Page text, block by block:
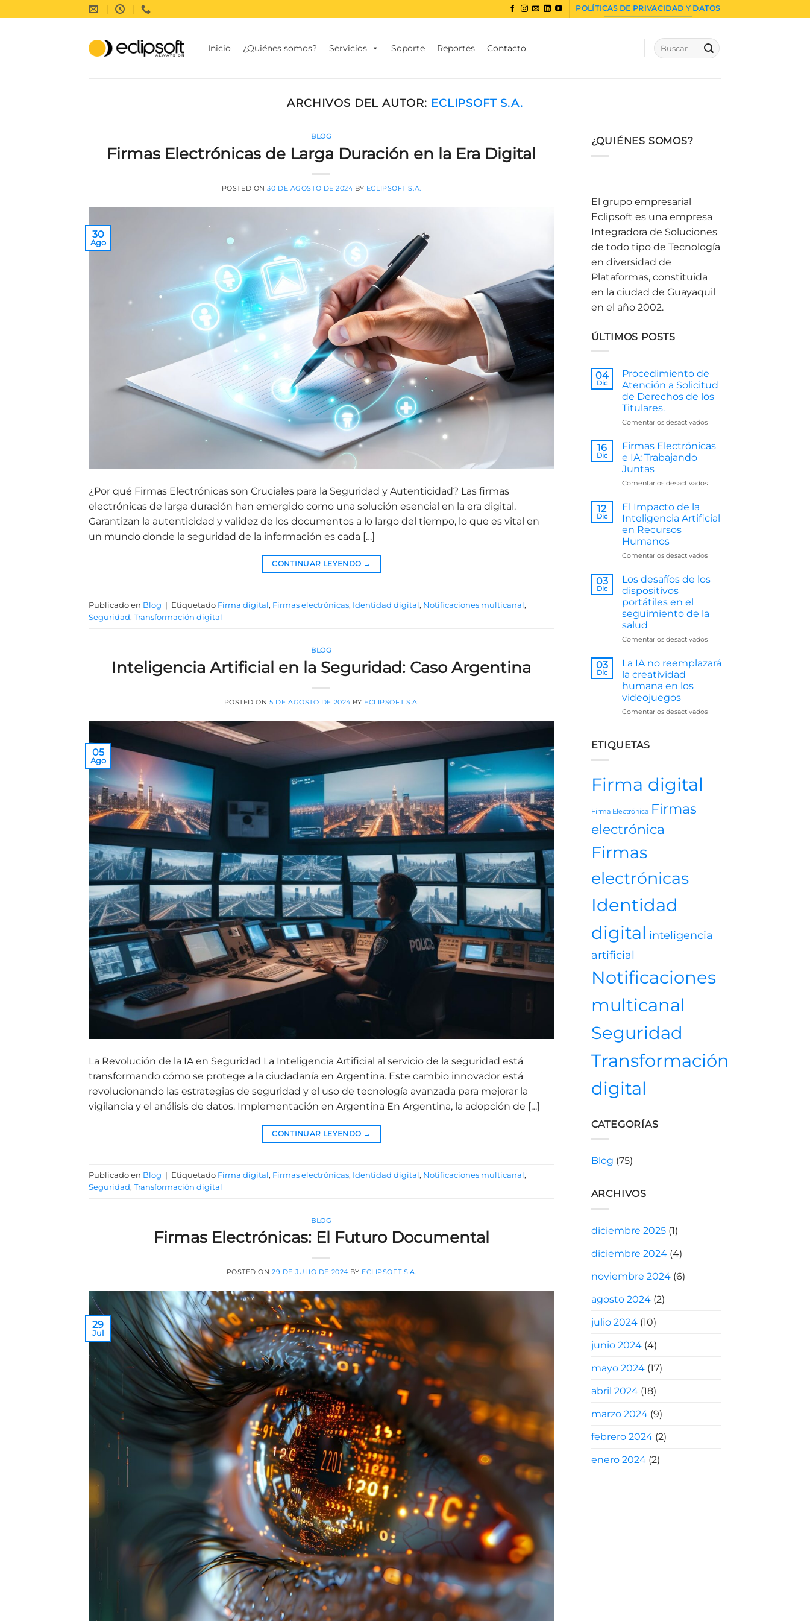
al
POLÍTICAS DE PRIVACIDAD Y DATOS
Inicio ¿Quiénes somos? Servicios Soporte Reportes Contacto
ARCHIVOS DEL AUTOR: ECLIPSOFT S.A.
BLOG
Firmas Electrónicas de Larga Duración en la Era Digital
POSTED ON30 DE AGOSTO DE 2024 BY ECLIPSOFT S.A.
30
Ago
¿Por qué Firmas Electrónicas son Cruciales para la Seguridad y Autenticidad? Las firmas
electrónicas de larga duración han emergido como una solución esencial en la era digital.
Garantizan la autenticidad y validez de los documentos a lo largo del tiempo, lo que es vital en
un mundo donde la seguridad de la información es cada […]
CONTINUAR LEYENDO →
Publicado en Blog | Etiquetado Firma digital, Firmas electrónicas, Identidad digital, Notificaciones multicanal,
Seguridad, Transformación digital
BLOG
Inteligencia Artificial en la Seguridad: Caso Argentina
POSTED ON5 DE AGOSTO DE 2024 BY ECLIPSOFT S.A.
05
Ago
La Revolución de la IA en Seguridad La Inteligencia Artificial al servicio de la seguridad está
transformando cómo se protege a la ciudadanía en Argentina. Este cambio innovador está
revolucionando las estrategias de seguridad y el uso de tecnología avanzada para mejorar la
vigilancia y el análisis de datos. Implementación en Argentina En Argentina, la adopción de […]
CONTINUAR LEYENDO →
Publicado en Blog | Etiquetado Firma digital , Firmas electrónicas, Identidad digital , Notificaciones multicanal ,
Seguridad, Transformación digital
BLOG
Firmas Electrónicas: El Futuro Documental
POSTED ON29 DE JULIO DE 2024 BY ECLIPSOFT S.A.
29
Jul
¿QUIÉNES SOMOS?
El grupo empresarial
Eclipsoft es una empresa
Integradora de Soluciones
de todo tipo de Tecnología
en diversidad de
Plataformas, constituida
en la ciudad de Guayaquil
en el año 2002.
ÚLTIMOS POSTS
04
Dic
Procedimiento de
Atención a Solicitud
de Derechos de los
Titulares.
Comentarios desactivadosen
de
de
los
Titulares.
16
Dic
Firmas Electrónicas
e IA: Trabajando
Juntas
Comentarios desactivadosen
e
IA:
12
Dic
El Impacto de la
Inteligencia Artificial
en Recursos
Humanos
Comentarios desactivadosen
Impacto
Artificial
Recursos
03
Dic
Los desafíos de los
dispositivos
portátiles en el
seguimiento de la
salud
Comentarios desactivadosen
desafíos
en
03
Dic
La IA no reemplazará
la creatividad
humana en los
videojuegos
Comentarios desactivadosen
ETIQUETAS
Firma digital
Firma Electrónica Firmas
electrónica
Firmas
electrónicas
Identidad
digital inteligencia
artificial
Notificaciones
multicanal
Seguridad
Transformación
digital
CATEGORÍAS
Blog (75)
ARCHIVOS
diciembre 2025(1)
diciembre 2024(4)
noviembre 2024(6)
agosto 2024(2)
julio 2024(10)
junio 2024(4)
mayo 2024(17)
abril 2024(18)
marzo 2024(9)
febrero 2024(2)
enero 2024(2)